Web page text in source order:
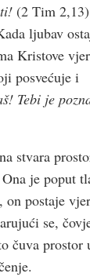
(2 Tim
ljubav
Kristove
posvećuje i
Tebi je
stvara
je poput
postaje
se,
čuva prostor